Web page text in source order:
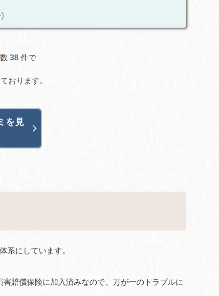
)
38 件で
おります。
を見
系にしています。
賠償保険に加入済みなので、万が一のトラブルに